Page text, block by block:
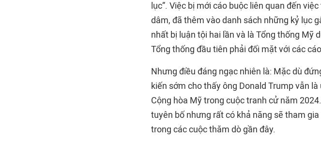
lục”. Việc bị mới cáo buộc liên quan đến
dâm, đã thêm vào danh sách những kỷ lục
nhất bị luận tội hai lần và là Tổng thống Mỹ
Tổng thống đầu tiên phải đối mặt với các
Nhưng điều đáng ngạc nhiên là: Mặc dù
kiến sớm cho thấy ông Donald Trump vẫn
Cộng hòa Mỹ trong cuộc tranh cử năm
tuyên bố nhưng rất có khả năng sẽ tham
trong các cuộc thăm dò gần đây.